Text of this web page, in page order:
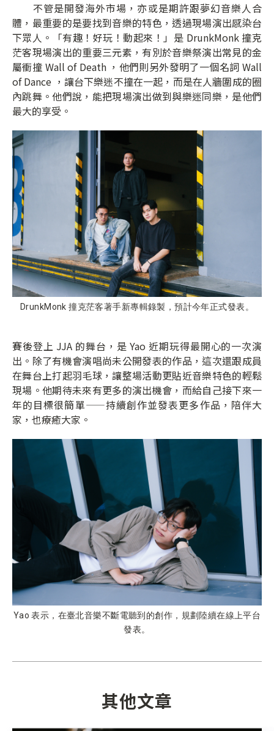
不管是開發海外市場，亦或是期許跟夢幻音樂人合
體，最重要的是要找到音樂的特色，透過現場演出感染台
下眾人。「有趣！好玩！動起來！」是 DrunkMonk 撞克
茫客現場演出的重要三元素，有別於音樂祭演出常見的金
屬衝撞 Wall of Death ，他們則另外發明了一個名詞 Wall
of Dance ，讓台下樂迷不撞在一起，而是在人牆圍成的圈
內跳舞。他們說，能把現場演出做到與樂迷同樂，是他們
最大的享受。
DrunkMonk 撞克茫客著手新專輯錄製，預計今年正式發表。
賽後登上 JJA 的舞台，是 Yao 近期玩得最開心的一次演
出。除了有機會演唱尚未公開發表的作品，這次還跟成員
在舞台上打起羽毛球，讓整場活動更貼近音樂特色的輕鬆
現場。他期待未來有更多的演出機會，而給自己接下來一
年的目標很簡單——持續創作並發表更多作品，陪伴大
家，也療癒大家。
Yao 表示，在臺北音樂不斷電聽到的創作，規劃陸續在線上平台
發表。
其他文章